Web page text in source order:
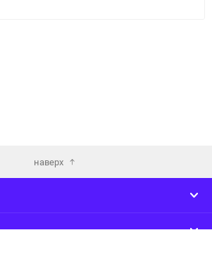
наверх